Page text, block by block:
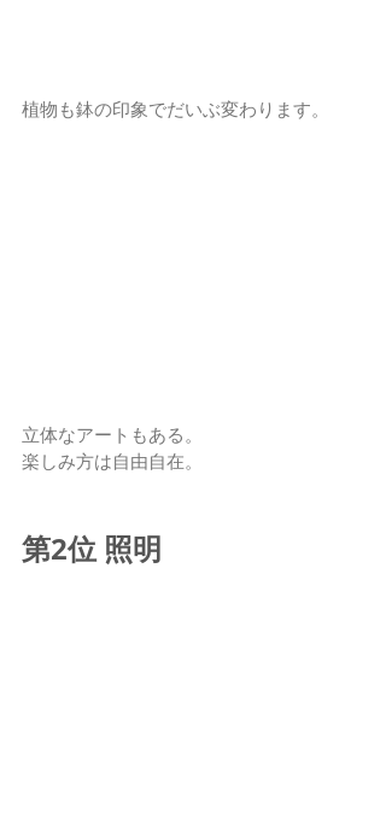
植物も鉢の印象でだいぶ変わります。
立体なアートもある。
楽しみ方は自由自在。
第2位 照明